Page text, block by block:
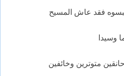
فقد عاش المسيح
وسيدا
متوترين وخائفين